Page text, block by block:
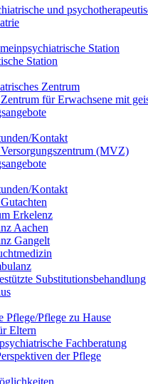
und
Station
Station
Zentrum
für Erwachsene mit
Kontakt
(MVZ)
Kontakt
Erkelenz
Aachen
Gangelt
Substitutionsbehandlung
Pflege/Pflege zu Hause
Eltern
Fachberatung
der Pflege